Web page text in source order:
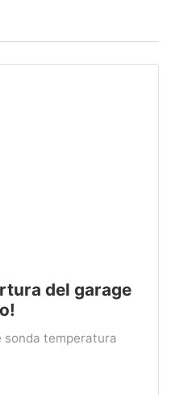
del garage
sonda temperatura